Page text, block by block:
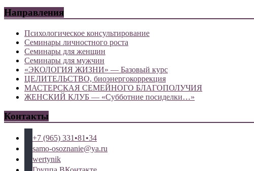
Направления
Психологическое консультирование
Семинары личностного роста
Семинары для женщин
Семинары для мужчин
«ЭКОЛОГИЯ ЖИЗНИ» — Базовый курс
ЦЕЛИТЕЛЬСТВО, биоэнергокоррекция
МАСТЕРСКАЯ СЕМЕЙНОГО БЛАГОПОЛУЧИЯ
ЖЕНСКИЙ КЛУБ — «Субботние посиделки…»
Контакты
+7 (965) 331•81•34
samo-osoznanie@ya.ru
wertynik